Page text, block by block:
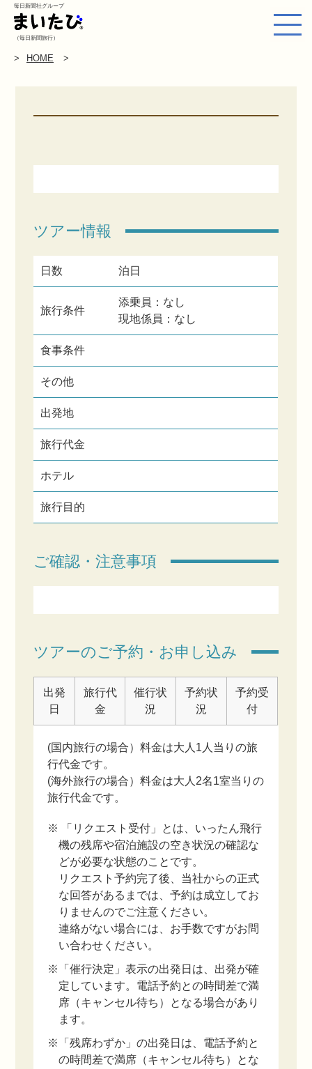
毎日新聞社グループ
（毎日新聞旅行）
HOME
ツアー情報
日数 泊日
旅行条件
添乗員：なし
現地係員：なし
食事条件
その他
出発地
旅行代金
ホテル
旅行目的
ご確認・注意事項
ツアーのご予約・お申し込み
出発
日
旅行代
金
催行状
況
予約状
況
予約受
付
(国内旅行の場合）料金は大人1人当りの旅
行代金です。
(海外旅行の場合）料金は大人2名1室当りの
旅行代金です。
※ 「リクエスト受付」とは、いったん飛行
機の残席や宿泊施設の空き状況の確認な
どが必要な状態のことです。
リクエスト予約完了後、当社からの正式
な回答があるまでは、予約は成立してお
りませんのでご注意ください。
連絡がない場合には、お手数ですがお問
い合わせください。
※「催行決定」表示の出発日は、出発が確
定しています。電話予約との時間差で満
席（キャンセル待ち）となる場合があり
ます。
※「残席わずか」の出発日は、電話予約と
の時間差で満席（キャンセル待ち）とな